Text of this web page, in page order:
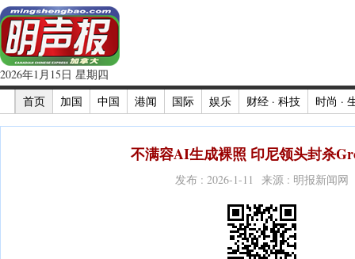
2026年1月15日 星期四
首页
加国 中国 港闻 国际 娱乐 财经 · 科技 时尚 ·
不满容AI生成裸照 印尼领头封杀
发布 : 2026-1-11 来源 : 明报新闻网